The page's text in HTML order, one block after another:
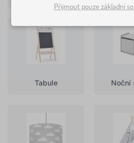
Tabule Noční
Přijmout pouze základní